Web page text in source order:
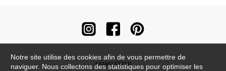
NEWSLETTER
Notre site utilise des cookies afin de vous permettre de
naviguer. Nous collectons des statistiques pour optimiser les